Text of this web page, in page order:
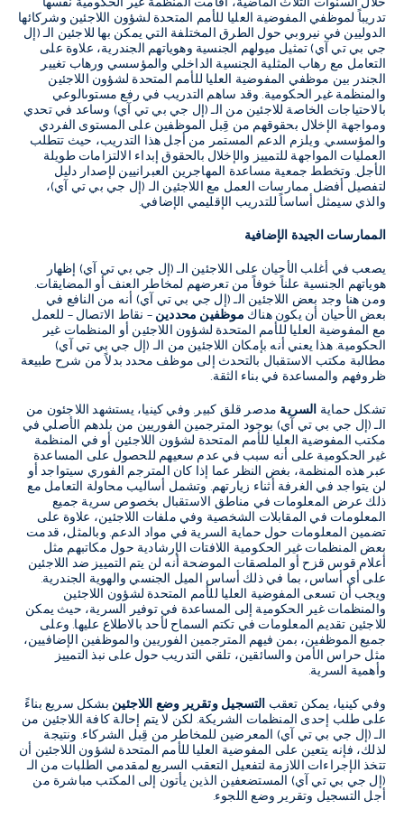
تدريباً لموظفي المفوضية العليا للأمم المتحدة لشؤون اللاجئين وشركائها
الدوليين في نيروبي حول الطرق المختلفة التي يمكن بها للاجئين الـ (إل
جي بي تي آي) تمثيل ميولهم الجنسية وهوياتهم الجندرية، علاوة على
التعامل مع رهاب المثلية الجنسية الداخلي والمؤسسي ورهاب تغيير
الجندر بين موظفي المفوضية العليا للأمم المتحدة لشؤون اللاجئين
والمنظمة غير الحكومية. وقد ساهم التدريب في رفع مستوىالوعي
بالاحتياجات الخاصة للاجئين من الـ (إل جي بي تي آي) وساعد في تحدي
ومواجهة الإخلال بحقوقهم من قِبل الموظفين على المستوى الفردي
والمؤسسي. ويلزم الدعم المستمر من أجل هذا التدريب، حيث تتطلب
العمليات المواجهة للتمييز والإخلال بالحقوق إبداء الالتزامات طويلة
الأجل. وتخطط جمعية مساعدة المهاجرين العبرانيين لإصدار دليل
لتفصيل أفضل ممارسات العمل مع اللاجئين الـ (إل جي بي تي آي)،
والذي سيمثل أساساً للتدريب الإقليمي الإضافي.
الممارسات الجيدة الإضافية
يصعب في أغلب الأحيان على اللاجئين الـ (إل جي بي تي آي) إظهار
هوياتهم الجنسية علناً خوفاً من تعرضهم لمخاطر العنف أو المضايقات.
ومن هنا وجد بعض اللاجئين الـ (إل جي بي تي آي) أنه من النافع في
بعض الأحيان أن يكون هناك موظفين محددين– نقاط الاتصال – للعمل
مع المفوضية العليا للأمم المتحدة لشؤون اللاجئين أو المنظمات غير
الحكومية. هذا يعني أنه بإمكان اللاجئين من الـ (إل جي بي تي آي)
مطالبة مكتب الاستقبال بالتحدث إلى موظف محدد بدلاً من شرح طبيعة
ظروفهم والمساعدة في بناء الثقة.
تشكل حماية السرية مدصر قلق كبير. وفي كينيا، يستشهد اللاجئون من
الـ (إل جي بي تي آي) بوجود المترجمين الفوريين من بلدهم الأصلي في
مكتب المفوضية العليا للأمم المتحدة لشؤون اللاجئين أو في المنظمة
غير الحكومية على أنه سبب في عدم سعيهم للحصول على المساعدة
عبر هذه المنظمة، بغض النظر عما إذا كان المترجم الفوري سيتواجد أو
لن يتواجد في الغرفة أثناء زيارتهم. وتشمل أساليب محاولة التعامل مع
ذلك عرض المعلومات في مناطق الاستقبال بخصوص سرية جميع
المعلومات في المقابلات الشخصية وفي ملفات اللاجئين، علاوة على
تضمين المعلومات حول حماية السرية في مواد الدعم. وبالمثل، قدمت
بعض المنظمات غير الحكومية اللافتات الإرشادية حول مكاتبهم مثل
أعلام قوس قزح أو الملصقات الموضحة أنه لن يتم التمييز ضد اللاجئين
على أي أساس، بما في ذلك أساس الميل الجنسي والهوية الجندرية.
ويجب أن تسعى المفوضية العليا للأمم المتحدة لشؤون اللاجئين
والمنظمات غير الحكومية إلى المساعدة في توفير السرية، حيث يمكن
للاجئين تقديم المعلومات في تكتم السماح لأحد بالاطلاع عليها. وعلى
جميع الموظفين، بمن فيهم المترجمين الفوريين والموظفين الإضافيين،
مثل حراس الأمن والسائقين، تلقي التدريب حول على نبذ التمييز
وأهمية السرية.
وفي كينيا، يمكن تعقب التسجيل وتقرير وضع اللاجئين بشكل سريع بناءً
على طلب إحدى المنظمات الشريكة. لكن لا يتم إحالة كافة اللاجئين من
الـ (إل جي بي تي آي) المعرضين للمخاطر من قِبل الشركاء. ونتيجة
لذلك، فإنه يتعين على المفوضية العليا للأمم المتحدة لشؤون اللاجئين أن
تتخذ الإجراءات اللازمة لتفعيل التعقب السريع لمقدمي الطلبات من الـ
(إل جي بي تي آي) المستضعفين الذين يأتون إلى المكتب مباشرة من
أجل التسجيل وتقرير وضع اللجوء.